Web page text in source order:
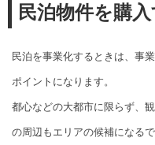
民泊物件を購
民泊を事業化するときは、事
ポイントになります。
都心などの大都市に限らず、
の周辺もエリアの候補になるで